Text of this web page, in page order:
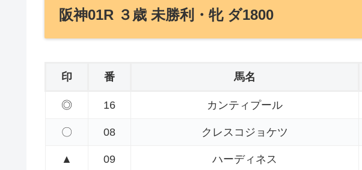
阪神01R ３歳 未勝利・牝 ダ1800
印 番 馬名
◎ 16 カンティプール
〇 08 クレスコジョケツ
▲ 09 ハーディネス